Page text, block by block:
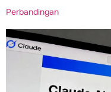
Perbandingan